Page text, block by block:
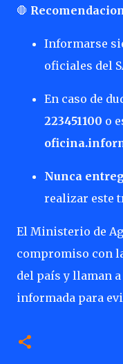
🛑
Informarse
oficiales del
En caso de
223451100 o
Nunca
realizar este
El Ministerio de
compromiso con
del país y llaman
informada para